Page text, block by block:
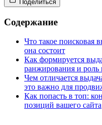
Поделиться
Содержание
Что такое поисковая
она состоит
Как формируется
ранжирования и роль
Чем отличается
это важно для
Как попасть в топ:
позиций вашего сайта